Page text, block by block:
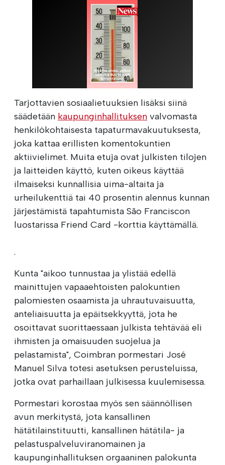
Tarjottavien sosiaalietuuksien lisäksi siinä
säädetään kaupunginhallituksen valvomasta
henkilökohtaisesta tapaturmavakuutuksesta,
joka kattaa erillisten komentokuntien
aktiivielimet. Muita etuja ovat julkisten tilojen
ja laitteiden käyttö, kuten oikeus käyttää
ilmaiseksi kunnallisia uima-altaita ja
urheilukenttiä tai 40 prosentin alennus kunnan
järjestämistä tapahtumista São Franciscon
luostarissa Friend Card -korttia käyttämällä.
.
Kunta "aikoo tunnustaa ja ylistää edellä
mainittujen vapaaehtoisten palokuntien
palomiesten osaamista ja uhrautuvaisuutta,
anteliaisuutta ja epäitsekkyyttä, jota he
osoittavat suorittaessaan julkista tehtävää eli
ihmisten ja omaisuuden suojelua ja
pelastamista", Coimbran pormestari José
Manuel Silva totesi asetuksen perusteluissa,
jotka ovat parhaillaan julkisessa kuulemisessa.
Pormestari korostaa myös sen säännöllisen
avun merkitystä, jota kansallinen
hätätilainstituutti, kansallinen hätätila- ja
pelastuspalveluviranomainen ja
kaupunginhallituksen orgaaninen palokunta